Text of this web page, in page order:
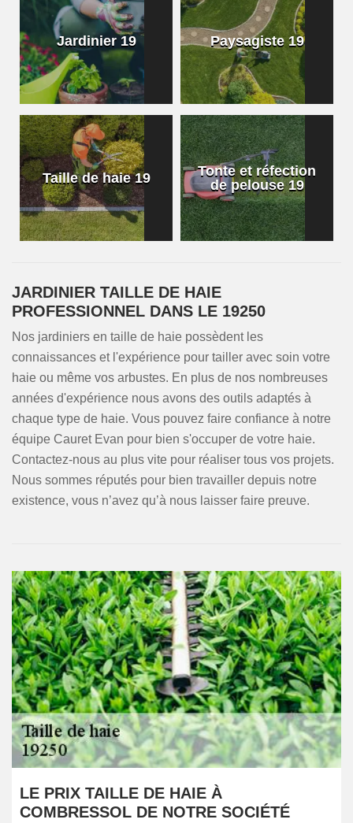
Jardinier 19 Paysagiste 19
Taille de haie 19
Tonte et réfection
de pelouse 19
JARDINIER TAILLE DE HAIE
PROFESSIONNEL DANS LE 19250
Nos jardiniers en taille de haie possèdent les
connaissances et l'expérience pour tailler avec soin votre
haie ou même vos arbustes. En plus de nos nombreuses
années d'expérience nous avons des outils adaptés à
chaque type de haie. Vous pouvez faire confiance à notre
équipe Cauret Evan pour bien s'occuper de votre haie.
Contactez-nous au plus vite pour réaliser tous vos projets.
Nous sommes réputés pour bien travailler depuis notre
existence, vous n’avez qu’à nous laisser faire preuve.
LE PRIX TAILLE DE HAIE À
COMBRESSOL DE NOTRE SOCIÉTÉ